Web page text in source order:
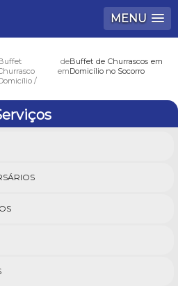
MENU
de
em
Buffet de Churrascos em
Domicílio no Socorro